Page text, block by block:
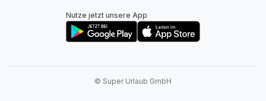
Nutze jetzt unsere App
© Super Urlaub GmbH